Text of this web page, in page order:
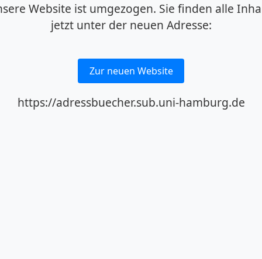
Website ist umgezogen. Sie finden alle
jetzt unter der neuen Adresse:
Zur neuen Website
https://adressbuecher.sub.uni-hamburg.de